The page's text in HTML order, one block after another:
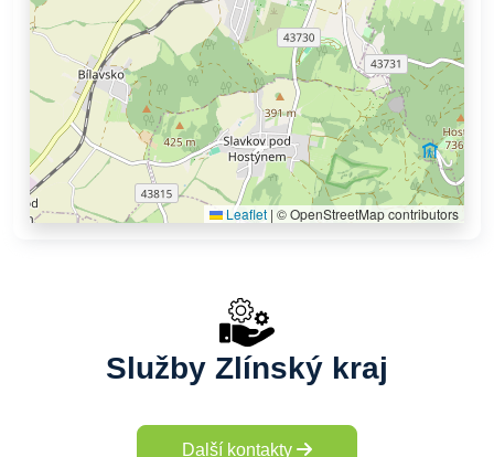
Leaflet | © OpenStreetMap contributors
Služby Zlínský kraj
Další kontakty